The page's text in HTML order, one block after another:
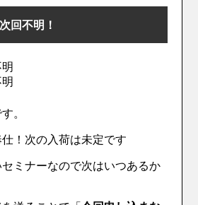
回不明！
。
！次の入荷は未定です
ミナーなので次はいつあるか